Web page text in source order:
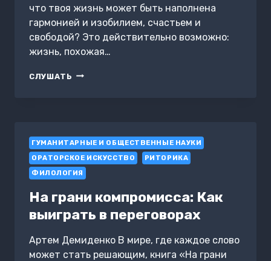
что твоя жизнь может быть наполнена
гармонией и изобилием, счастьем и
свободой? Это действительно возможно:
жизнь, похожая…
СЛУШАТЬ КЛЮЧИ
СВОЮ
РЕАЛЬНОСТЬ
ГУМАНИТАРНЫЕ И ОБЩЕСТВЕННЫЕ НАУКИ
ОРАТОРСКОЕ ИСКУССТВО
РИТОРИКА
ФИЛОЛОГИЯ
На грани компромисса: Как
выиграть в переговорах
Артем Демиденко В мире, где каждое слово
может стать решающим, книга «На грани